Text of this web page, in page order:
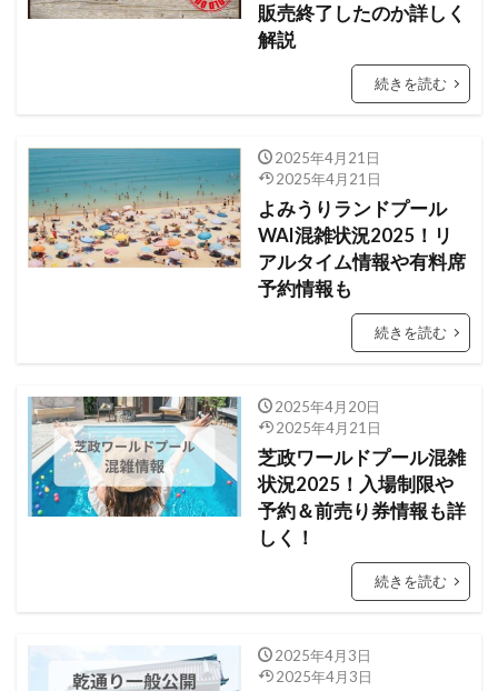
販売終了したのか詳しく
解説
続きを読む
2025年4月21日
2025年4月21日
よみうりランドプール
WAI混雑状況2025！リ
アルタイム情報や有料席
予約情報も
続きを読む
2025年4月20日
2025年4月21日
芝政ワールドプール混雑
状況2025！入場制限や
予約＆前売り券情報も詳
しく！
続きを読む
2025年4月3日
2025年4月3日